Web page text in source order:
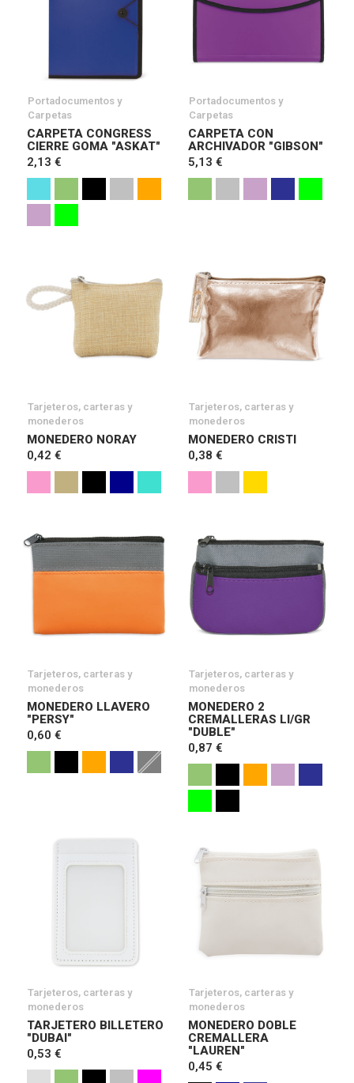
Portadocumentos y
Carpetas
CARPETA CONGRESS
CIERRE GOMA "ASKAT"
2,13 €
Portadocumentos y
Carpetas
CARPETA CON
ARCHIVADOR "GIBSON"
5,13 €
Tarjeteros, carteras y
monederos
MONEDERO NORAY
0,42 €
Tarjeteros, carteras y
monederos
MONEDERO CRISTI
0,38 €
Tarjeteros, carteras y
monederos
MONEDERO LLAVERO
"PERSY"
0,60 €
Tarjeteros, carteras y
monederos
MONEDERO 2
CREMALLERAS LI/GR
"DUBLE"
0,87 €
Tarjeteros, carteras y
monederos
TARJETERO BILLETERO
"DUBAI"
0,53 €
Tarjeteros, carteras y
monederos
MONEDERO DOBLE
CREMALLERA
"LAUREN"
0,45 €